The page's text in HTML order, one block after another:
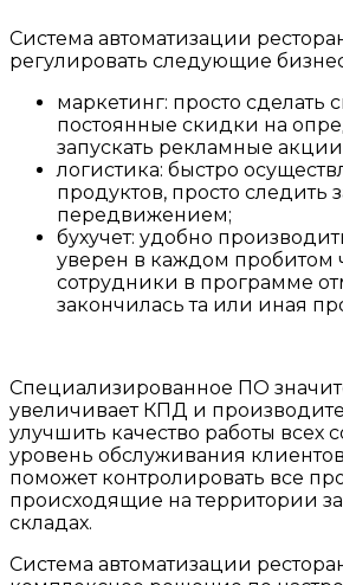
Система автоматизации
регулировать следующие
маркетинг: просто сделать
постоянные скидки на
запускать рекламные
логистика: быстро
продуктов, просто следить
передвижением;
бухучет: удобно
уверен в каждом пробитом
сотрудники в программе
закончилась та или иная
Специализированное ПО
увеличивает КПД и
улучшить качество работы всех
уровень обслуживания
поможет контролировать все
происходящие на территории
складах.
Система автоматизации